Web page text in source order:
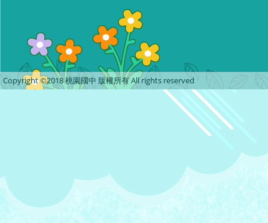
Copyright ©2018 桃園國中 版權所有 All rights reserved